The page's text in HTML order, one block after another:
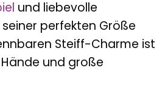
und liebevolle
seiner perfekten Größe
Steiff-Charme ist
und große